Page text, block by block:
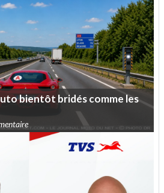
bientôt bridéscommeles